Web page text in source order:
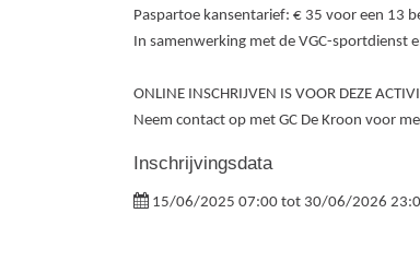
Paspartoe kansentarief: € 35 voor een 13
In samenwerking met de VGC-sportdienst
ONLINE INSCHRIJVEN IS VOOR DEZE
Neem contact op met GC De Kroon voor
Inschrijvingsdata
15/06/2025 07:00 tot 30/06/2026